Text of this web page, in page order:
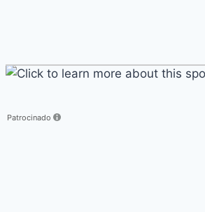
to
more
Patrocinado